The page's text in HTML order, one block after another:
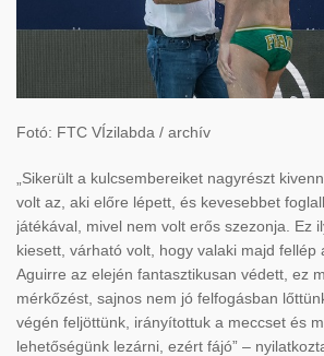
Fotó: FTC VÍzilabda / archív
„Sikerült a kulcsembereiket nagyrészt
volt az, aki előre lépett, és kevesebbet
játékával, mivel nem volt erős szezonja. Ez
kiesett, várható volt, hogy valaki majd fellép
Aguirre az elején fantasztikusan védett, ez
mérkőzést, sajnos nem jó felfogásban
végén feljöttünk, irányítottuk a meccset és
lehetőségünk lezárni, ezért fájó” –